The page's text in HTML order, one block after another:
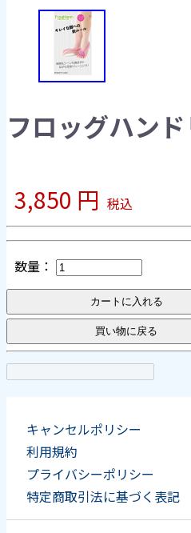
フロッグハン
3,850 円 税込
数量：
カートに入れる
買い物に戻る
キャンセルポリシー
利用規約
プライバシーポリシー
特定商取引法に基づく表記